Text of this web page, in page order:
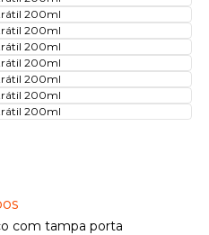
com tampa porta